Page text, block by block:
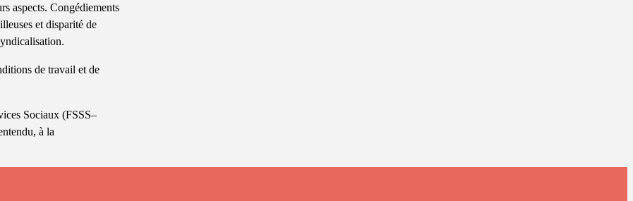
aspects. Congédiements
et disparité de
de travail et de
Sociaux (FSSS–
à la